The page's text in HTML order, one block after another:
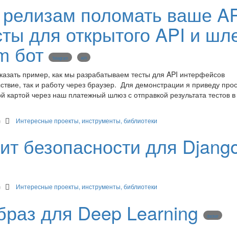
поломать ваше
для открытого API и
бот Telegram API
пример, как мы разрабатываем тесты для API интерфейсов
так и работу через браузер. Для демонстрации я приведу
картой через наш платежный шлюз с отправкой результата тестов в
Интересные проекты, инструменты, библиотеки
безопасности для
Интересные проекты, инструменты, библиотеки
для Deep Learning docker